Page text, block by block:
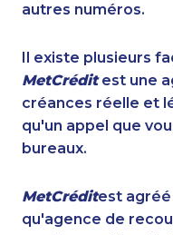
autres numéros.
Il existe plusieurs
MetCréditest une
créances réelle et
qu'un appel que
bureaux.
MetCréditest
qu'agence de